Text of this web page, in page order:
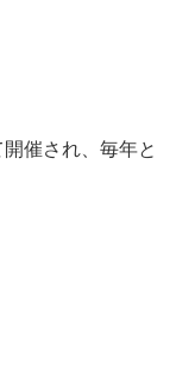
催され、毎年と